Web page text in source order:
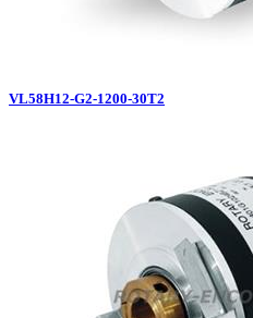
VL58H12-G2-1200-30T2